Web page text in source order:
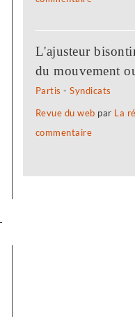
le
premier
a
plus
L'ajusteur
du mouvement
Partis -Syndicats
Revue du web par La
commentaire